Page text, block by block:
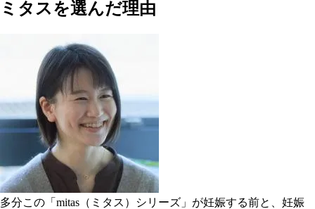
ミタスを選んだ理由
多分この「mitas（ミタス）シリーズ」が妊娠する前と、妊娠